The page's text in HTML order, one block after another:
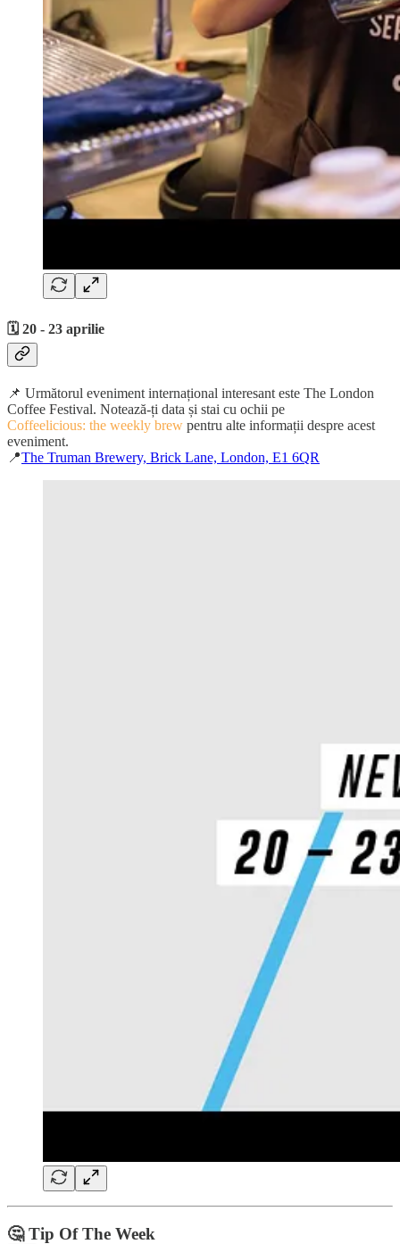
🗓️ 20 - 23 aprilie
📌 Următorul eveniment internațional interesant este The London
Coffee Festival. Notează-ți data și stai cu ochii pe
Coffeelicious: the weekly brew pentru alte informații despre acest
eveniment.
📍The Truman Brewery, Brick Lane, London, E1 6QR
🤔 Tip Of The Week